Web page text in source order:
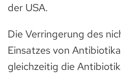
der USA.
Die Verringerung des
Einsatzes von
gleichzeitig die